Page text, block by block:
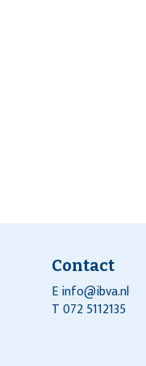
Contact
Einfo@ibva.nl
T 072 5112135